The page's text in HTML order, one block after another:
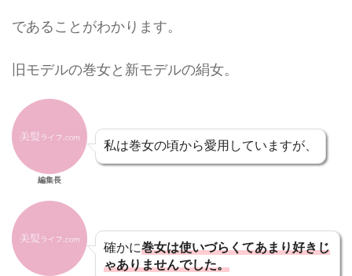
であることがわかります。
旧モデルの巻女と新モデルの絹女。
編集長
私は巻女の頃から愛用していますが、
確かに巻女は使いづらくてあまり好きじ
ゃありませんでした。